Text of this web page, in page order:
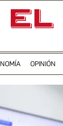
OPINIÓN